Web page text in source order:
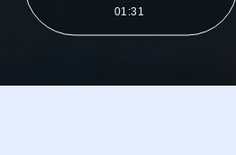
01:31